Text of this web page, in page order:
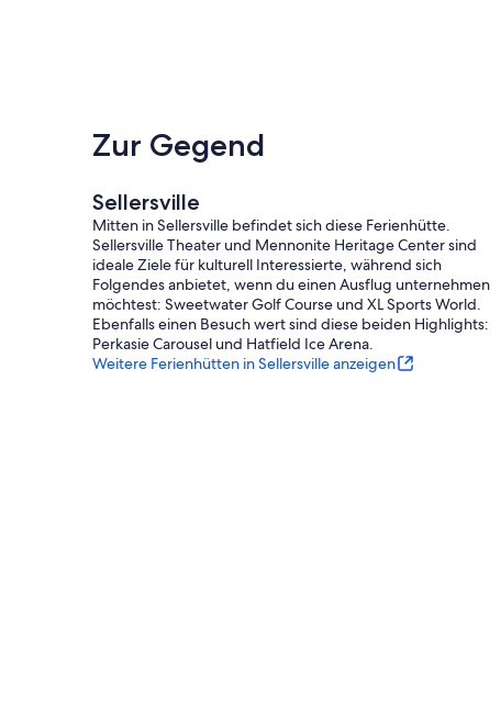
Zur Gegend
Sellersville
Mitten in Sellersville befindet sich diese Ferienhütte.
Sellersville Theater und Mennonite Heritage Center sind
ideale Ziele für kulturell Interessierte, während sich
Folgendes anbietet, wenn du einen Ausflug unternehmen
möchtest: Sweetwater Golf Course und XL Sports World.
Ebenfalls einen Besuch wert sind diese beiden Highlights:
Perkasie Carousel und Hatfield Ice Arena.
Weitere Ferienhütten in Sellersville anzeigen